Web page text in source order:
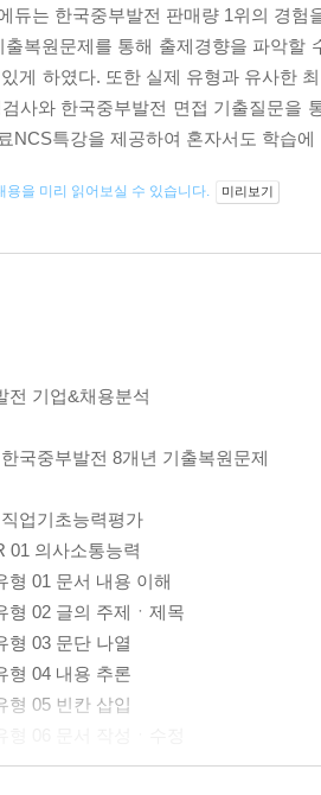
듀는 한국중부발전 판매량 1위의 경
출복원문제를 통해 출제경향을 파악할
게 하였다. 또한 실제 유형과 유사한
사와 한국중부발전 면접 기출질문을
NCS특강을 제공하여 혼자서도 학습
용을 미리 읽어보실 수 있습니다. 미리보기
전 기업&채용분석
국중부발전 8개년 기출복원문제
업기초능력평가
01 의사소통능력
형 01 문서 내용 이해
형 02 글의 주제ㆍ제목
형 03 문단 나열
형 04 내용 추론
형 05 빈칸 삽입